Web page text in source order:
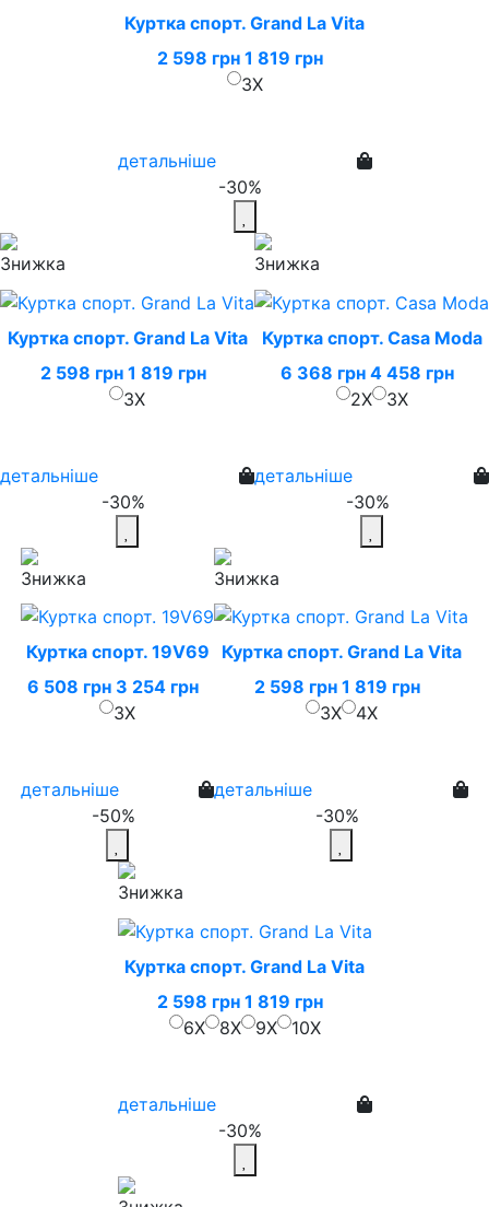
Куртка спорт. Grand La Vita
2 598 грн 1 819 грн
3X
детальніше
-30%
Куртка спорт. Grand La Vita
2 598 грн 1 819 грн
3X
детальніше
-30%
Куртка спорт. Casa Moda
6 368 грн 4 458 грн
2X
3X
детальніше
-30%
Куртка спорт. 19V69
6 508 грн 3 254 грн
3X
детальніше
-50%
Куртка спорт. Grand La Vita
2 598 грн 1 819 грн
3X
4X
детальніше
-30%
Куртка спорт. Grand La Vita
2 598 грн 1 819 грн
6X
8X 9X 10X
детальніше
-30%